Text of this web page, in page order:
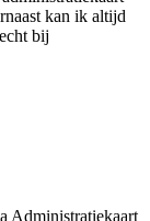
kan ik altijd
bij
Administratiekaart